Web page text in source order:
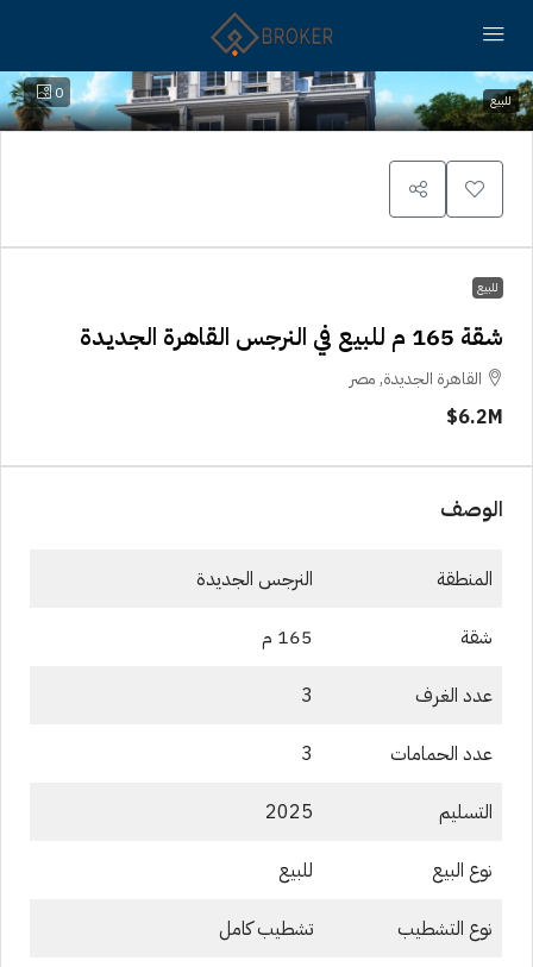
0 للبيع
للبيع
شقة 165 م للبيع في النرجس القاهرة الجديدة
القاهرة الجديدة, مصر
6.2M$
الوصف
المنطقة النرجس الجديدة
شقة 165 م
عدد الغرف 3
عدد الحمامات 3
التسليم 2025
نوع البيع للبيع
نوع التشطيب تشطيب كامل